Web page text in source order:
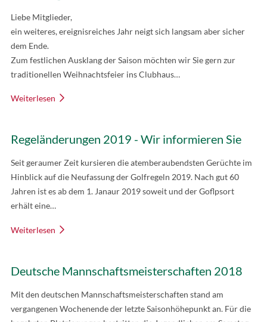
Liebe Mitglieder,
ein weiteres, ereignisreiches Jahr neigt sich langsam aber sicher
dem Ende.
Zum festlichen Ausklang der Saison möchten wir Sie gern zur
traditionellen Weihnachtsfeier ins Clubhaus…
Weiterlesen
Regeländerungen 2019 - Wir informieren Sie
Seit geraumer Zeit kursieren die atemberaubendsten Gerüchte im
Hinblick auf die Neufassung der Golfregeln 2019. Nach gut 60
Jahren ist es ab dem 1. Janaur 2019 soweit und der Goflpsort
erhält eine…
Weiterlesen
Deutsche Mannschaftsmeisterschaften 2018
Mit den deutschen Mannschaftsmeisterschaften stand am
vergangenen Wochenende der letzte Saisonhöhepunkt an. Für die